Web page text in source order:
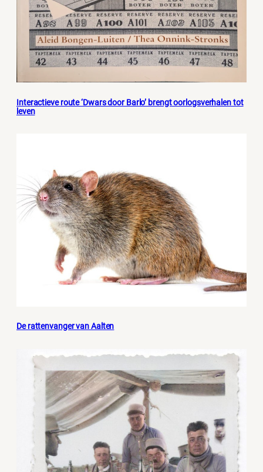
Interactieve route ‘Dwars door Barlo’ brengt oorlogsverhalen tot
leven
De rattenvanger van Aalten